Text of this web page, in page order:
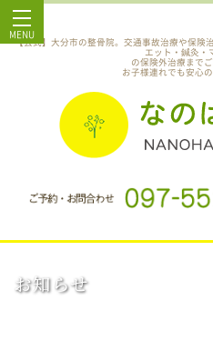
MENU
【公式】大分市の整骨院。交通事故治療や保険
エット・鍼灸・
の保険外治療までご
お子様連れでも安心
お知らせ